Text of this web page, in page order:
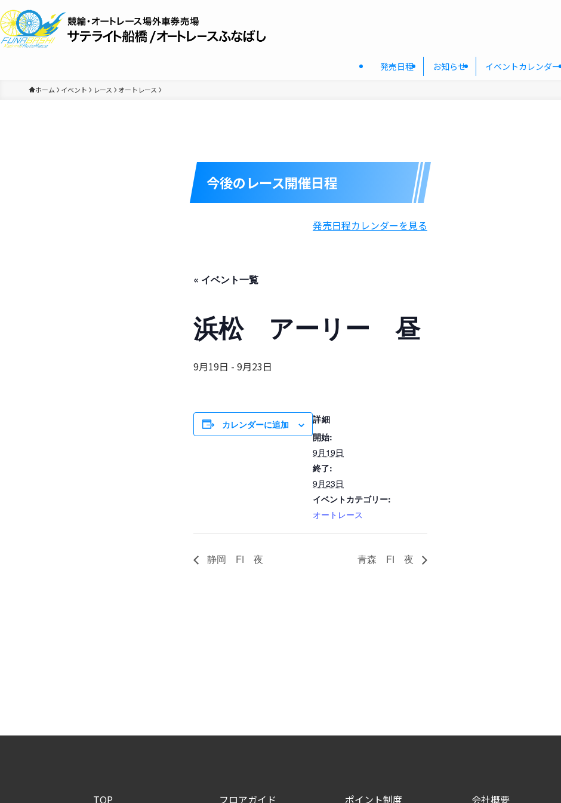
発売日程 お知らせ イベントカレンダー
ホーム イベント レース オートレース
今後のレース開催日程
発売日程カレンダーを見る
« イベント一覧
浜松 アーリー 昼
9月19日 - 9月23日
カレンダーに追加
詳細
開始:
9月19日
終了:
9月23日
イベントカテゴリー:
オートレース
静岡 FⅠ 夜 青森 FⅠ 夜
TOP フロアガイド ポイント制度 会社概要